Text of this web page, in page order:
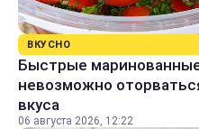
ВКУСНО
Быстрые
невозможно
вкуса
06 августа 2026, 12:22